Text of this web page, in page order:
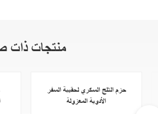
منتجات ذات
حزم الثلج السكري لحقيبة السفر
الأدوية المعزولة